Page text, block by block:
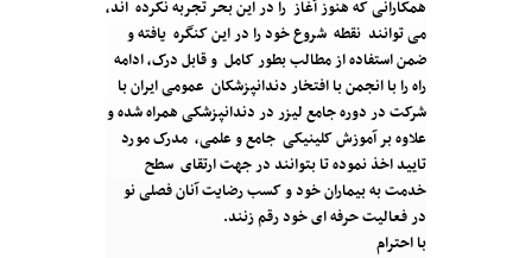
همکارانی که هنوز آغاز را در این بحر تجربه نکرده اند،
می توانند نقطه شروع خود را در این کنگره یافته و
ضمن استفاده از مطالب بطور کامل و قابل درک، ادامه
راه را با انجمن با افتخار دندانپزشکان عمومی ایران با
شرکت در دوره جامع لیزر در دندانپزشکی همراه شده و
علاوه بر آموزش کلینیکی جامع و علمی، مدرک مورد
تایید اخذ نموده تا بتوانند در جهت ارتقای سطح
خدمت به بیماران خود و کسب رضایت آنان فصلی نو
در فعالیت حرفه ای خود رقم زنند.
با احترام